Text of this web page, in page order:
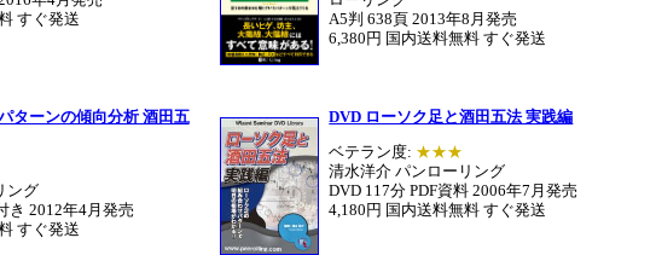
すぐ発送
A5判 638頁 2013年8月発売
6,380円 国内送料無料 すぐ発送
ターンの傾向分析 酒田五
ング
き 2012年4月発売
すぐ発送
DVD ローソク足と酒田五法 実践編
ベテラン度: ★★★
清水洋介 パンローリング
DVD 117分 PDF資料 2006年7月発売
4,180円 国内送料無料 すぐ発送